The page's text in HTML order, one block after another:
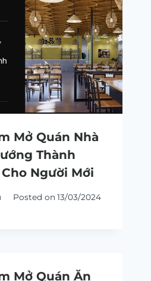
Mở Quán Nhà
Thành
Người Mới
Posted on 13/03/2024
Mở Quán Ăn